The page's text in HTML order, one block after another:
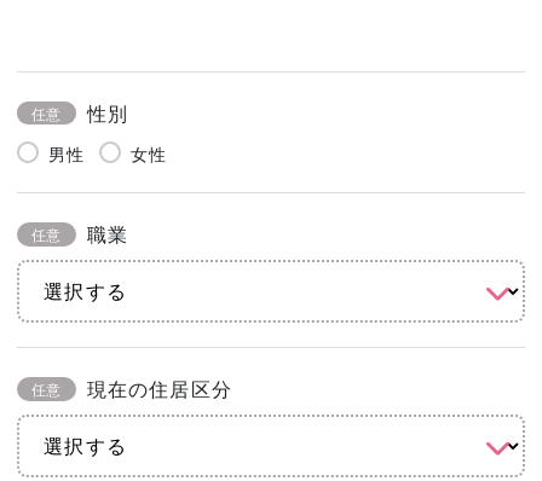
任意 性別
男性 女性
任意 職業
任意 現在の住居区分